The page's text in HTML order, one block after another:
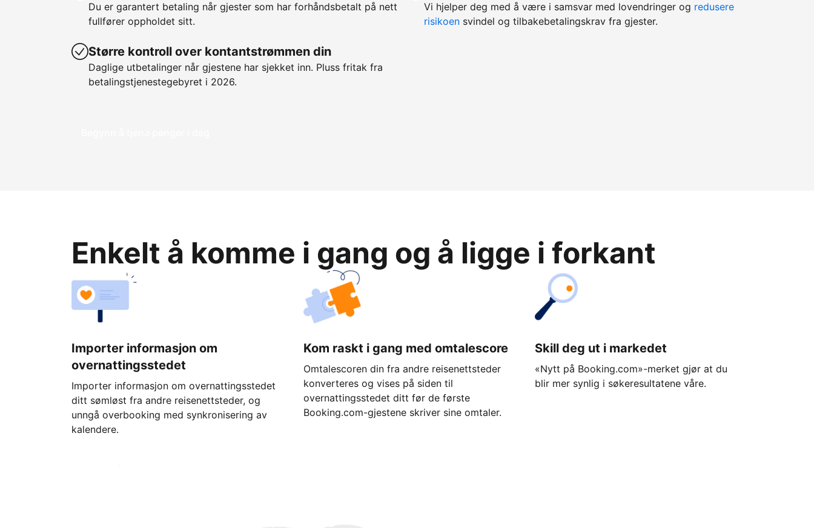
Du er garantert betaling når gjester som har forhåndsbetalt på nett
fullfører oppholdet sitt.
Større kontroll over kontantstrømmen din
Daglige utbetalinger når gjestene har sjekket inn. Pluss fritak fra
betalingstjenestegebyret i 2026.
Vi hjelper deg med å være i samsvar med lovendringer og redusere
risikoen svindel og tilbakebetalingskrav fra gjester.
Begynn å tjene penger i dag
Enkelt å komme i gang og å ligge i forkant
Importer informasjon om
overnattingsstedet
Importer informasjon om overnattingsstedet
ditt sømløst fra andre reisenettsteder, og
unngå overbooking med synkronisering av
kalendere.
Kom raskt i gang med omtalescore
Omtalescoren din fra andre reisenettsteder
konverteres og vises på siden til
overnattingsstedet ditt før de første
Booking.com-gjestene skriver sine omtaler.
Skill deg ut i markedet
«Nytt på Booking.com»-merket gjør at du
blir mer synlig i søkeresultatene våre.
Kom i gang i dag